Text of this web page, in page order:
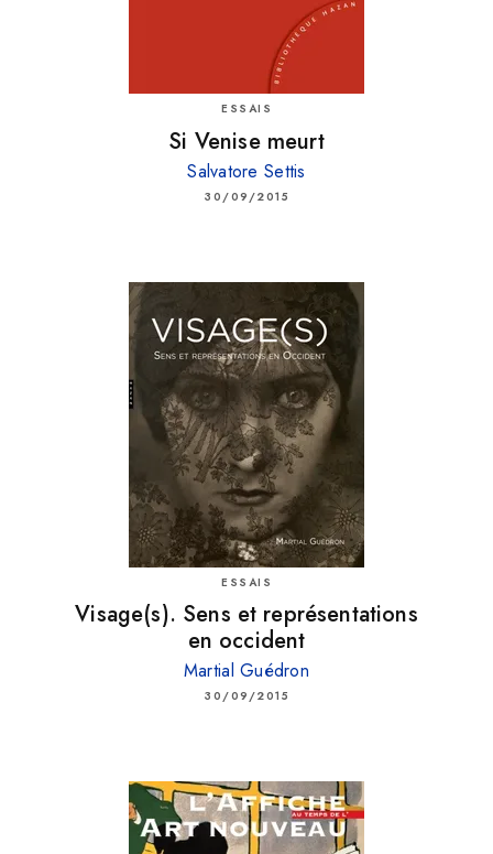
ESSAIS
Si Venise meurt
Salvatore Settis
30/09/2015
ESSAIS
Visage(s). Sens et représentations
en occident
Martial Guédron
30/09/2015